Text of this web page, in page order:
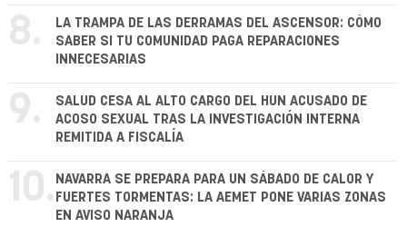
8.
LA TRAMPA DE LAS DERRAMAS DEL ASCENSOR: CÓMO
SABER SI TU COMUNIDAD PAGA REPARACIONES
INNECESARIAS
9.
SALUD CESA AL ALTO CARGO DEL HUN ACUSADO DE
ACOSO SEXUAL TRAS LA INVESTIGACIÓN INTERNA
REMITIDA A FISCALÍA
10. NAVARRA SE PREPARA PARA UN SÁBADO DE CALOR Y
FUERTES TORMENTAS: LA AEMET PONE VARIAS ZONAS
EN AVISO NARANJA